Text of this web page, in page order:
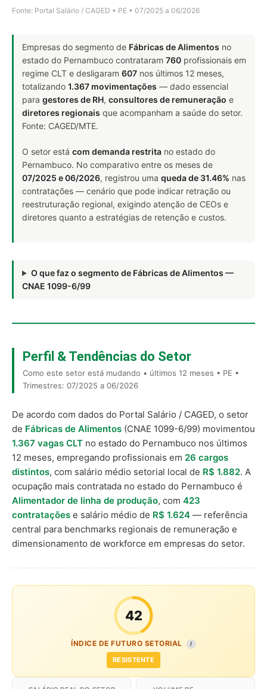
Fonte: Portal Salário / CAGED • PE • 07/2025 a 06/2026
Empresas do segmento de Fábricas de Alimentos no
estado do Pernambuco contrataram 760 profissionais em
regime CLT e desligaram 607 nos últimos 12 meses,
totalizando 1.367 movimentações — dado essencial
para gestores de RH, consultores de remuneração e
diretores regionais que acompanham a saúde do setor.
Fonte: CAGED/MTE.
O setor está com demanda restrita no estado do
Pernambuco. No comparativo entre os meses de
07/2025 e 06/2026, registrou uma queda de 31.46% nas
contratações — cenário que pode indicar retração ou
reestruturação regional, exigindo atenção de CEOs e
diretores quanto a estratégias de retenção e custos.
O que faz o segmento de Fábricas de Alimentos —
CNAE 1099-6/99
Perfil & Tendências do Setor
Como este setor está mudando • últimos 12 meses • PE •
Trimestres: 07/2025 a 06/2026
De acordo com dados do Portal Salário / CAGED, o setor
de Fábricas de Alimentos (CNAE 1099-6/99) movimentou
1.367 vagas CLT no estado do Pernambuco nos últimos
12 meses, empregando profissionais em 26 cargos
distintos, com salário médio setorial local de R$ 1.882. A
ocupação mais contratada no estado do Pernambuco é
Alimentador de linha de produção, com 423
contratações e salário médio de R$ 1.624 — referência
central para benchmarks regionais de remuneração e
dimensionamento de workforce em empresas do setor.
42
ÍNDICE DE FUTURO SETORIAL I
RESISTENTE